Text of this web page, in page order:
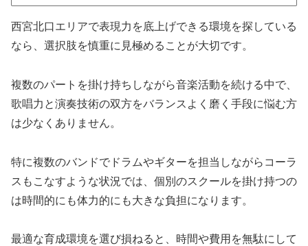
西宮北口エリアで表現力を底上げできる環境を探している
なら、選択肢を慎重に見極めることが大切です。
複数のパートを掛け持ちしながら音楽活動を続ける中で、
歌唱力と演奏技術の双方をバランスよく磨く手段に悩む方
は少なくありません。
特に複数のバンドでドラムやギターを担当しながらコーラ
スもこなすような状況では、個別のスクールを掛け持つの
は時間的にも体力的にも大きな負担になります。
最適な育成環境を選び損ねると、時間や費用を無駄にして